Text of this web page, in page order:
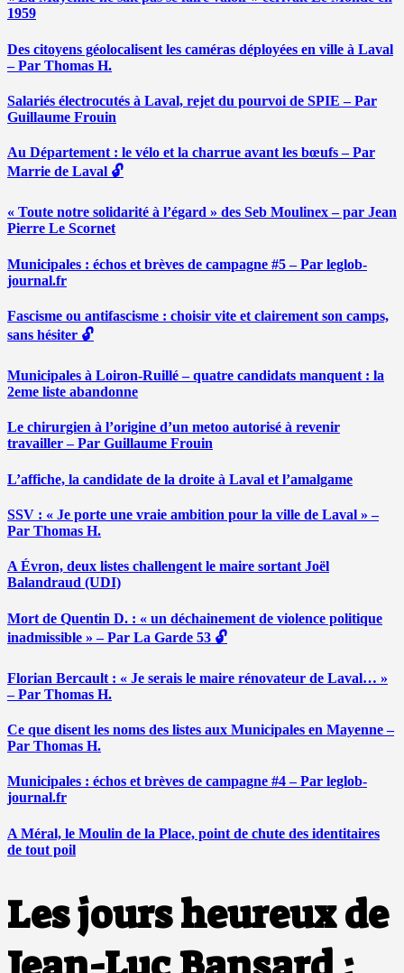
1959
Des citoyens géolocalisent les caméras déployées en ville à Laval
– Par Thomas H.
Salariés électrocutés à Laval, rejet du pourvoi de SPIE – Par
Guillaume Frouin
Au Département : le vélo et la charrue avant les bœufs – Par
Marrie de Laval 🔓
« Toute notre solidarité à l’égard » des Seb Moulinex – par Jean
Pierre Le Scornet
Municipales : échos et brèves de campagne #5 – Par leglob-
journal.fr
Fascisme ou antifascisme : choisir vite et clairement son camps,
sans hésiter 🔓
Municipales à Loiron-Ruillé – quatre candidats manquent : la
2eme liste abandonne
Le chirurgien à l’origine d’un metoo autorisé à revenir
travailler – Par Guillaume Frouin
L’affiche, la candidate de la droite à Laval et l’amalgame
SSV : « Je porte une vraie ambition pour la ville de Laval » –
Par Thomas H.
A Évron, deux listes challengent le maire sortant Joël
Balandraud (UDI)
Mort de Quentin D. : « un déchainement de violence politique
inadmissible » – Par La Garde 53 🔓
Florian Bercault : « Je serais le maire rénovateur de Laval… »
– Par Thomas H.
Ce que disent les noms des listes aux Municipales en Mayenne –
Par Thomas H.
Municipales : échos et brèves de campagne #4 – Par leglob-
journal.fr
A Méral, le Moulin de la Place, point de chute des identitaires
de tout poil
Les jours heureux de